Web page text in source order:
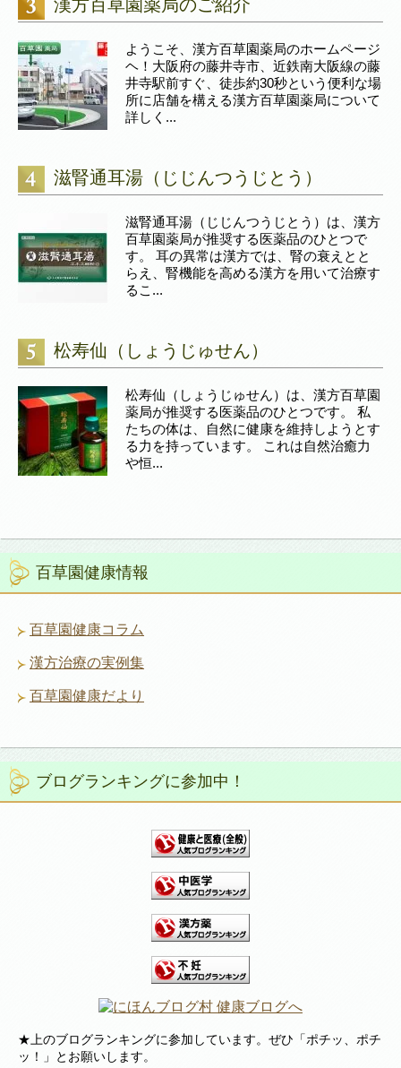
漢方百草園薬局のご紹介
ようこそ、漢方百草園薬局のホームページ
ヘ！大阪府の藤井寺市、近鉄南大阪線の藤
井寺駅前すぐ、徒歩約30秒という便利な場
所に店舗を構える漢方百草園薬局について
詳しく...
滋腎通耳湯（じじんつうじとう）
滋腎通耳湯（じじんつうじとう）は、漢方
百草園薬局が推奨する医薬品のひとつで
す。 耳の異常は漢方では、腎の衰えとと
らえ、腎機能を高める漢方を用いて治療す
るこ...
松寿仙（しょうじゅせん）
松寿仙（しょうじゅせん）は、漢方百草園
薬局が推奨する医薬品のひとつです。 私
たちの体は、自然に健康を維持しようとす
る力を持っています。 これは自然治癒力
や恒...
百草園健康情報
百草園健康コラム
漢方治療の実例集
百草園健康だより
ブログランキングに参加中！
★上のブログランキングに参加しています。ぜひ「ポチッ、ポチ
ッ！」とお願いします。